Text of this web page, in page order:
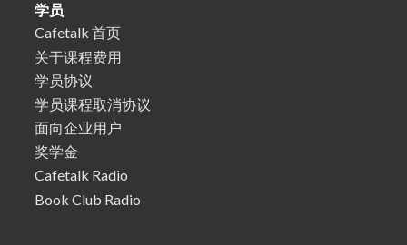
学员
Cafetalk 首页
关于课程费用
学员协议
学员课程取消协议
面向企业用户
奖学金
Cafetalk Radio
Book Club Radio